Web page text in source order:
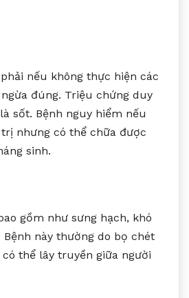
nếu không thực hiện các
đúng. Triệu chứng duy
sốt. Bệnh nguy hiểm nếu
nhưng có thể chữa được
sinh.
gồm như sưng hạch, khó
này thường do bọ chét
thể lây truyền giữa người